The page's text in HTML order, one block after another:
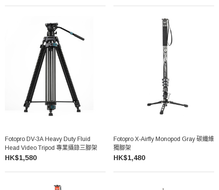
Fotopro DV-3A Heavy Duty Fluid
Head Video Tripod 專業攝錄三腳架
HK$1,580
Fotopro X-Airfly Monopod Gray 碳纖維
獨腳架
HK$1,480